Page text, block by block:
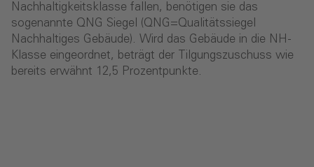
Nachhaltigkeitsklasse fallen, benötigen sie das
sogenannte QNG Siegel (QNG=Qualitätssiegel
Nachhaltiges Gebäude). Wird das Gebäude in die NH-
Klasse eingeordnet, beträgt der Tilgungszuschuss wie
bereits erwähnt 12,5 Prozentpunkte.